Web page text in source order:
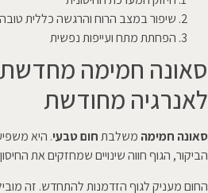
שיפור במצב הרוח והרגשה כללית טובה
הפחתת מתח ועייפות נפשית
סאונה חמימה
לאנרגיה מחודשת
סאונה חמימה משלבתחום טבעי. היא
הביקור, הגוף חווה שינויים שמחזקים את
החום מעניק לגוף הזדמנות להתחדש. זה